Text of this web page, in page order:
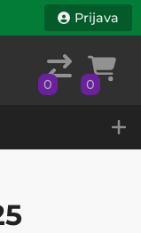
Prijava
0 0